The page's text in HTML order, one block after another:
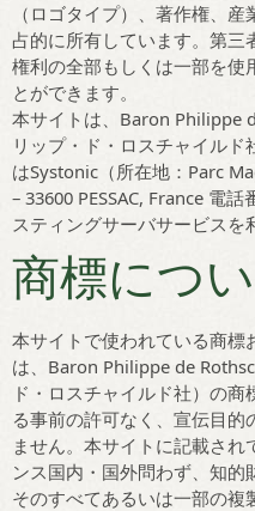
（ロゴタイプ）、著作権、
占的に所有しています。第
権利の全部もしくは一部を使
とができます。
本サイトは、Baron Philippe
リップ・ド・ロスチャイル
はSystonic（所在地：Parc
– 33600 PESSAC, France 電
スティングサーバサービスを
商標につ
本サイトで使われている商標
は、Baron Philippe de
ド・ロスチャイルド社）の
る事前の許可なく、宣伝目的
ません。本サイトに記載さ
ンス国内・国外問わず、知的
そのすべてあるいは一部の複